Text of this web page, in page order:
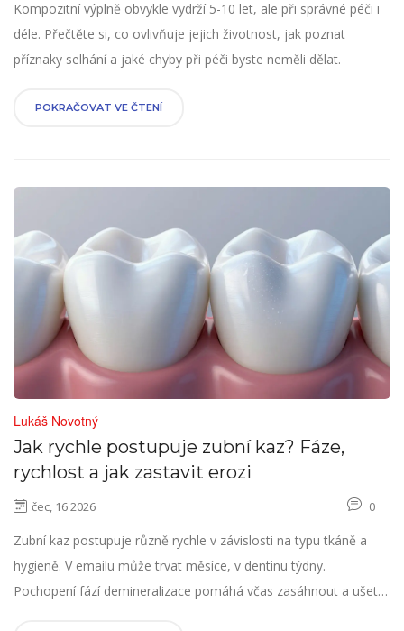
Kompozitní výplně obvykle vydrží 5-10 let, ale při správné péči i
déle. Přečtěte si, co ovlivňuje jejich životnost, jak poznat
příznaky selhání a jaké chyby při péči byste neměli dělat.
POKRAČOVAT VE ČTENÍ
Lukáš Novotný
Jak rychle postupuje zubní kaz? Fáze,
rychlost a jak zastavit erozi
čec, 16 2026 0
Zubní kaz postupuje různě rychle v závislosti na typu tkáně a
hygieně. V emailu může trvat měsíce, v dentinu týdny.
Pochopení fází demineralizace pomáhá včas zasáhnout a ušetřit